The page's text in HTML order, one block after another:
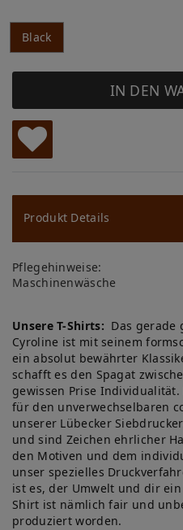
Black
IN DEN
W
u
ns
ch
lis
te
Produkt Details
Pflegehinweise:
Maschinenwäsche
Unsere T-Shirts: Das gerade
Cyroline ist mit seinem
ein absolut bewährter
schafft es den Spagat
gewissen Prise
für den unverwechselbaren
unserer Lübecker
und sind Zeichen ehrlicher
den Motiven und dem
unser spezielles
ist es, der Umwelt und dir ein
Shirt ist nämlich fair und
produziert worden.